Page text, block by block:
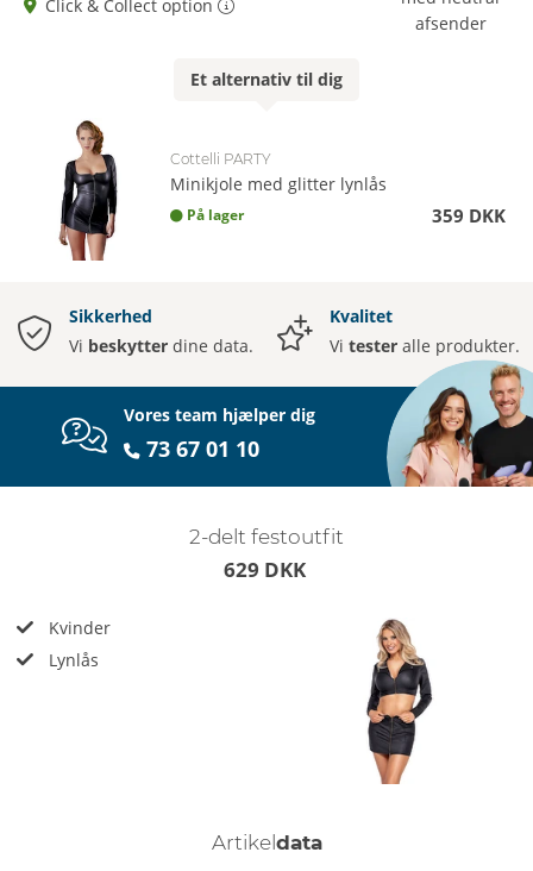
Click & Collect option
afsender
Et alternativ til dig
Cottelli PARTY
Minikjole med glitter lynlås
På lager 359 DKK
Sikkerhed
Vi beskytter dine data.
Kvalitet
Vi tester alle produkter.
Vores team hjælper dig
73 67 01 10
2-delt festoutfit
629 DKK
Kvinder
Lynlås
Artikeldata